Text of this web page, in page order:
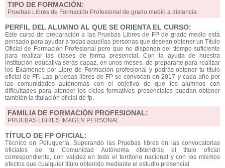
TIPO DE FORMACIÓN:
Pruebas Libres de Formación Profesional de grado medio a distancia
PERFIL DEL ALUMNO AL QUE SE ORIENTA EL CURSO:
Este curso de preparación a las Pruebas Libres de FP de grado medio está
pensado para ayudar a todas aquellas personas que desean obtener un Título
Oficial de Formación Profesional pero que no disponen del tiempo suficiente
para realizar las clases de forma presencial. Con la ayuda de nuestra
institución educativa serás capaz, en unos meses, de prepararte para realizar
los Exámenes por Libre de Formación profesional y podrás obtener tu título
oficial de FP. Las pruebas libres de FP se convocan en 2017 y cada año por
las comunidades autónomas con el objetivo de que los alumnos con
dificultades para atender los ciclos formativos presenciales puedan obtener
también la titulación oficial de fp.
FAMILIA DE FORMACIÓN PROFESIONAL:
PRUEBAS LIBRES IMAGEN PERSONAL
TÍTULO DE FP OFICIAL:
Técnico en Peluquería. Superando las Pruebas libres en las convocatorias
oficiales de tu Comunidad Autónoma obtendrás el título oficial
correspondiente, con validez en todo el territorio nacional y con los mismos
efectos que cualquier título obtenido mediante el estudio presencial